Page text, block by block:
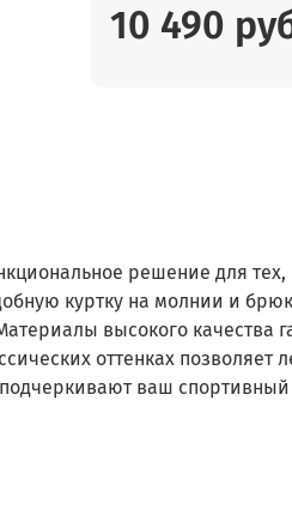
10 490
решение для
куртку на молнии и
высокого качества
оттенках позволяет
ваш